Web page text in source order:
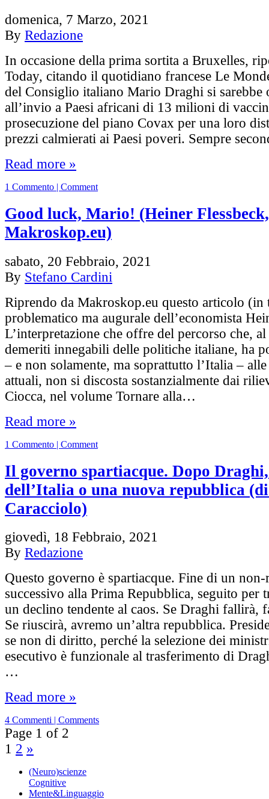
domenica, 7 Marzo, 2021
By Redazione
In occasione della prima sortita a Bruxelles,
Today, citando il quotidiano francese Le
del Consiglio italiano Mario Draghi si sarebbe
all’invio a Paesi africani di 13 milioni di
prosecuzione del piano Covax per una loro
prezzi calmierati ai Paesi poveri. Sempre
Read more »
1 Commento | Comment
Good luck, Mario! (Heiner
Makroskop.eu)
sabato, 20 Febbraio, 2021
By Stefano Cardini
Riprendo da Makroskop.eu questo articolo (in
problematico ma augurale dell’economista
L’interpretazione che offre del percorso che,
demeriti innegabili delle politiche italiane, ha
– e non solamente, ma soprattutto l’Italia –
attuali, non si discosta sostanzialmente dai
Ciocca, nel volume Tornare alla…
Read more »
1 Commento | Comment
Il governo spartiacque. Dopo
dell’Italia o una nuova repubblica
Caracciolo)
giovedì, 18 Febbraio, 2021
By Redazione
Questo governo è spartiacque. Fine di un
successivo alla Prima Repubblica, seguito per
un declino tendente al caos. Se Draghi fallirà,
Se riuscirà, avremo un’altra repubblica.
se non di diritto, perché la selezione dei
esecutivo è funzionale al trasferimento di
…
Read more »
4 Commenti | Comments
Page 1 of 2
1 2 »
(Neuro)scienze
Cognitive
Mente&Linguaggio